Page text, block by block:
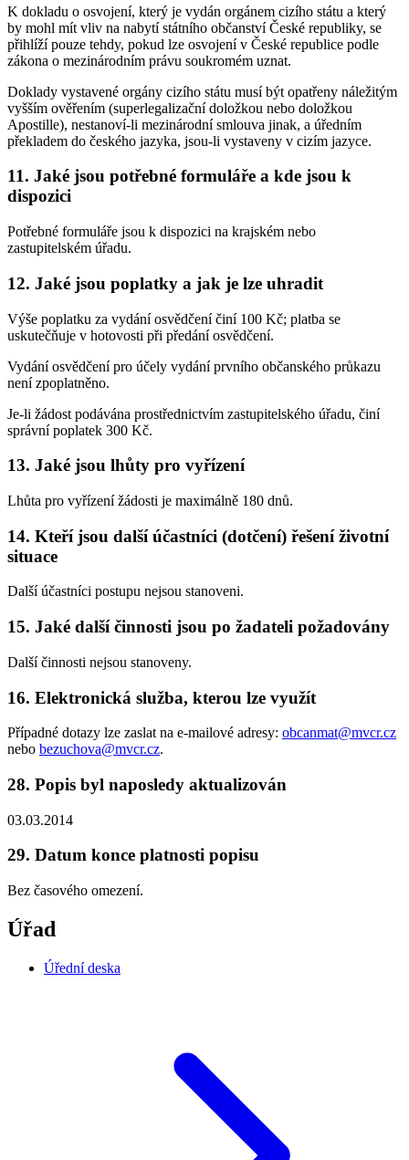
K dokladu o osvojení, který je vydán orgánem cizího státu a který
by mohl mít vliv na nabytí státního občanství České republiky, se
přihlíží pouze tehdy, pokud lze osvojení v České republice podle
zákona o mezinárodním právu soukromém uznat.
Doklady vystavené orgány cizího státu musí být opatřeny náležitým
vyšším ověřením (superlegalizační doložkou nebo doložkou
Apostille), nestanoví-li mezinárodní smlouva jinak, a úředním
překladem do českého jazyka, jsou-li vystaveny v cizím jazyce.
11. Jaké jsou potřebné formuláře a kde jsou k
dispozici
Potřebné formuláře jsou k dispozici na krajském nebo
zastupitelském úřadu.
12. Jaké jsou poplatky a jak je lze uhradit
Výše poplatku za vydání osvědčení činí 100 Kč; platba se
uskutečňuje v hotovosti při předání osvědčení.
Vydání osvědčení pro účely vydání prvního občanského průkazu
není zpoplatněno.
Je-li žádost podávána prostřednictvím zastupitelského úřadu, činí
správní poplatek 300 Kč.
13. Jaké jsou lhůty pro vyřízení
Lhůta pro vyřízení žádosti je maximálně 180 dnů.
14. Kteří jsou další účastníci (dotčení) řešení životní
situace
Další účastníci postupu nejsou stanoveni.
15. Jaké další činnosti jsou po žadateli požadovány
Další činnosti nejsou stanoveny.
16. Elektronická služba, kterou lze využít
Případné dotazy lze zaslat na e-mailové adresy: obcanmat@mvcr.cz
nebo bezuchova@mvcr.cz.
28. Popis byl naposledy aktualizován
03.03.2014
29. Datum konce platnosti popisu
Bez časového omezení.
Úřad
Úřední deska